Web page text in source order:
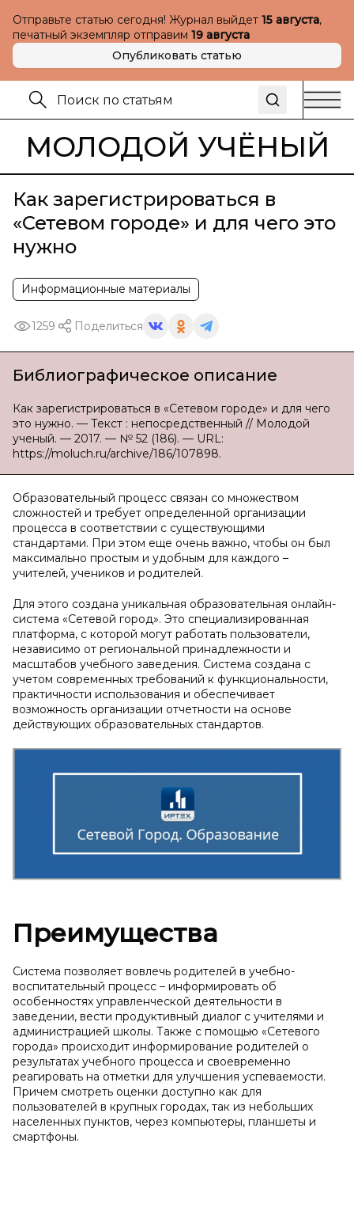
Отправьте статью сегодня! Журнал выйдет 15 августа,
печатный экземпляр отправим 19 августа
Опубликовать статью
МОЛОДОЙ УЧЁНЫЙ
Как зарегистрироваться в
«Сетевом городе» и для чего это
нужно
Информационные материалы
1259 Поделиться
Библиографическое описание
Как зарегистрироваться в «Сетевом городе» и для чего
это нужно. — Текст : непосредственный // Молодой
ученый. — 2017. — № 52 (186). — URL:
https://moluch.ru/archive/186/107898.
Образовательный процесс связан со множеством
сложностей и требует определенной организации
процесса в соответствии с существующими
стандартами. При этом еще очень важно, чтобы он был
максимально простым и удобным для каждого –
учителей, учеников и родителей.
Для этого создана уникальная образовательная онлайн-
система «Сетевой город». Это специализированная
платформа, с которой могут работать пользователи,
независимо от региональной принадлежности и
масштабов учебного заведения. Система создана с
учетом современных требований к функциональности,
практичности использования и обеспечивает
возможность организации отчетности на основе
действующих образовательных стандартов.
Преимущества
Система позволяет вовлечь родителей в учебно-
воспитательный процесс – информировать об
особенностях управленческой деятельности в
заведении, вести продуктивный диалог с учителями и
администрацией школы. Также с помощью «Сетевого
города» происходит информирование родителей о
результатах учебного процесса и своевременно
реагировать на отметки для улучшения успеваемости.
Причем смотреть оценки доступно как для
пользователей в крупных городах, так из небольших
населенных пунктов, через компьютеры, планшеты и
смартфоны.